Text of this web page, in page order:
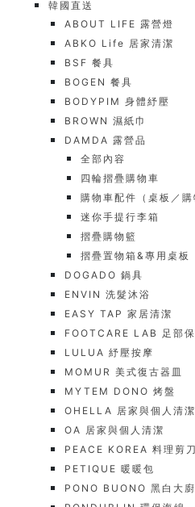
韓國直送
ABOUT LIFE 露營燈
ABKO Life 居家清潔
BSF 餐具
BOGEN 餐具
BODYPIM 身體紓壓
BROWN 濕紙巾
DAMDA 露營品
全部內容
四輪摺疊購物車
購物車配件（桌板／購
迷你手提行李箱
摺疊購物籃
摺疊置物箱&專用桌板
DOGADO 鍋具
ENVIN 洗髮沐浴
EASY TAP 家居清潔
FOOTCARE LAB 足部
LULUA 紓壓按摩
MOMUR 美式復古器皿
MYTEM DONO 烤盤
OHELLA 居家與個人清潔
OA 居家與個人清潔
PEACE KOREA 料理剪刀
PETIQUE 暖暖包
PONO BUONO 黑白大